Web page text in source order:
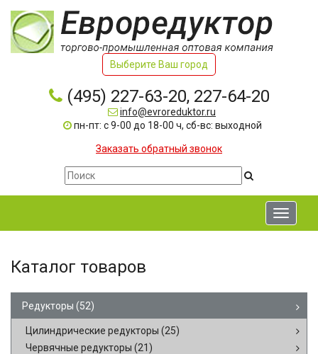
Выберите Ваш город
(495) 227-63-20, 227-64-20
info@evroreduktor.ru
пн-пт: с 9-00 до 18-00 ч, сб-вс: выходной
Заказать обратный звонок
Toggle
Каталог товаров
Редукторы (52)
Цилиндрические редукторы (25)
Червячные редукторы (21)